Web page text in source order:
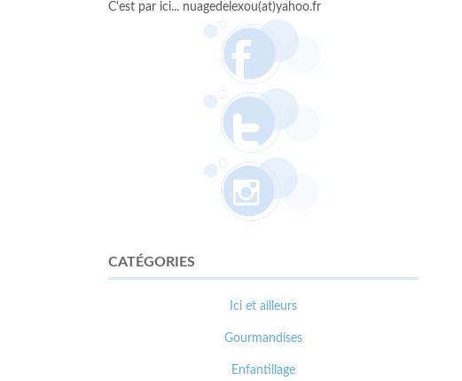
C'est par ici... nuagedelexou(at)yahoo.fr
CATÉGORIES
Ici et ailleurs
Gourmandises
Enfantillage